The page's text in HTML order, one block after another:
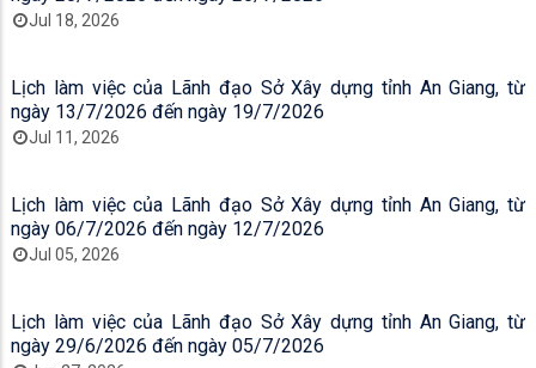
Jul 18, 2026
Lịch làm việc của Lãnh đạo Sở Xây dựng tỉnh An Giang, từ
ngày 13/7/2026 đến ngày 19/7/2026
Jul 11, 2026
Lịch làm việc của Lãnh đạo Sở Xây dựng tỉnh An Giang, từ
ngày 06/7/2026 đến ngày 12/7/2026
Jul 05, 2026
Lịch làm việc của Lãnh đạo Sở Xây dựng tỉnh An Giang, từ
ngày 29/6/2026 đến ngày 05/7/2026